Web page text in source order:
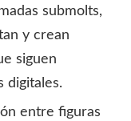
submolts,
y crean
siguen
digitales.
entre figuras